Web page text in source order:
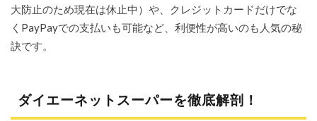
判・
ミに
つい
悪い
評
判・
大防止のため現在は休止中）や、クレジットカードだけでな
くPayPayでの支払いも可能など、利便性が高いのも人気の秘
訣です。
ダイエーネットスーパーを徹底解剖！